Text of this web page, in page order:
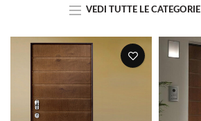
VEDI TUTTE LE CATEGORIE